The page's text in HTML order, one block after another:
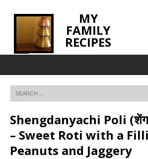
MY
FAMILY
RECIPES
Shengdanyachi Poli
– Sweet Roti with a
Peanuts and Jaggery